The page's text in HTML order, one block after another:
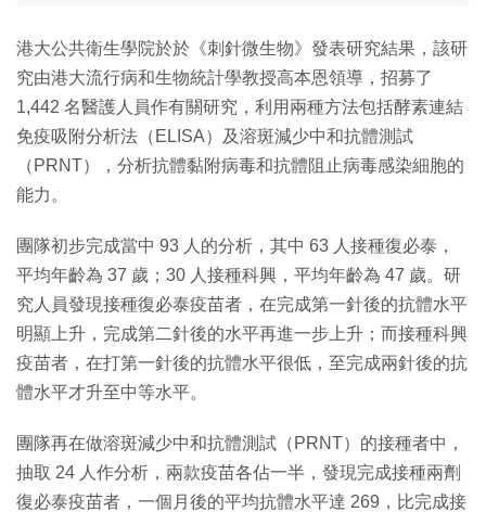
港大公共衛生學院於於《刺針微生物》發表研究結果，該研
究由港大流行病和生物統計學教授高本恩領導，招募了
1,442 名醫護人員作有關研究，利用兩種方法包括酵素連結
免疫吸附分析法（ELISA）及溶斑減少中和抗體測試
（PRNT），分析抗體黏附病毒和抗體阻止病毒感染細胞的
能力。
團隊初步完成當中 93 人的分析，其中 63 人接種復必泰，
平均年齡為 37 歲；30 人接種科興，平均年齡為 47 歲。研
究人員發現接種復必泰疫苗者，在完成第一針後的抗體水平
明顯上升，完成第二針後的水平再進一步上升；而接種科興
疫苗者，在打第一針後的抗體水平很低，至完成兩針後的抗
體水平才升至中等水平。
團隊再在做溶斑減少中和抗體測試（PRNT）的接種者中，
抽取 24 人作分析，兩款疫苗各佔一半，發現完成接種兩劑
復必泰疫苗者，一個月後的平均抗體水平達 269，比完成接